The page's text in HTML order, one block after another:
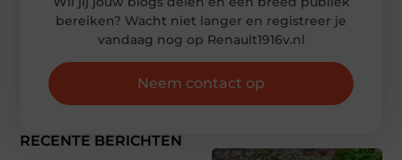
RECENTE BERICHTEN
bereiken? Wacht niet langer en registreer je
vandaag nog op Renault1916v.nl
Neem contact op